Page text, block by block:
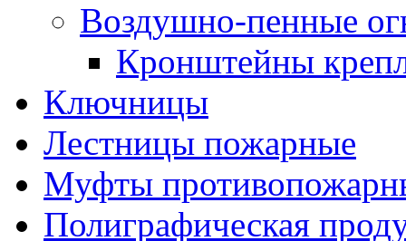
Воздушно-пенные
Кронштейны
Ключницы
Лестницы пожарные
Муфты
Полиграфическая